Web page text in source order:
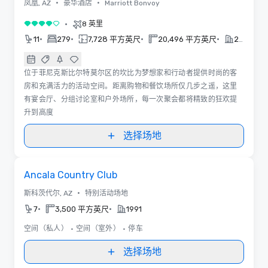
凤凰, AZ • 豪华酒店 • Marriott Bonvoy
4/5 • 8 英里
11• 279• 7,728 平方英尺• 20,496 平方英尺•
位于菲尼克斯比尔特莫尔区的坎比为梦想家和行动者提供时尚的客
房和充满活力的活动空间。距离购物和餐饮场所仅几步之遥，这里
有宴会厅、分组讨论室和户外场所，每一次聚会都将精致的狂欢提
升到高度
选择场地
Ancala Country Club
斯科茨代尔, AZ • 特别活动场地
7• 3,500 平方英尺• 1991
空间（私人） • 空间（室外） • 停车
选择场地